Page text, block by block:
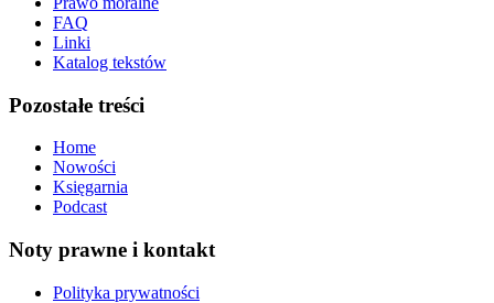
FAQ
Linki
Katalog tekstów
Pozostałe treści
Home
Nowości
Księgarnia
Podcast
Noty prawne i kontakt
Polityka prywatności